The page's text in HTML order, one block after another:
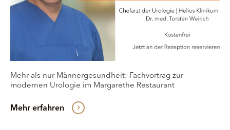
Mehr als nur Männergesundheit: Fachvortrag zur
modernen Urologie im Margarethe Restaurant
Mehr erfahren